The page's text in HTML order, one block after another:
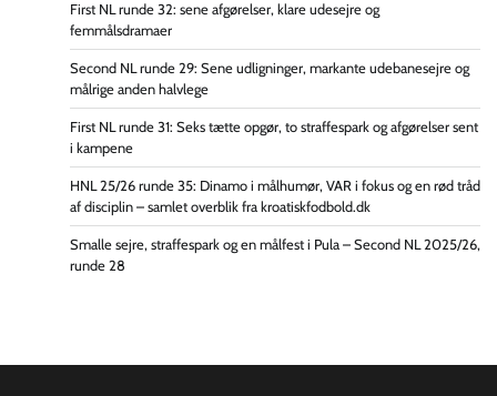
First NL runde 32: sene afgørelser, klare udesejre og
femmålsdramaer
Second NL runde 29: Sene udligninger, markante udebanesejre og
målrige anden halvlege
First NL runde 31: Seks tætte opgør, to straffespark og afgørelser sent
i kampene
HNL 25/26 runde 35: Dinamo i målhumør, VAR i fokus og en rød tråd
af disciplin – samlet overblik fra kroatiskfodbold.dk
Smalle sejre, straffespark og en målfest i Pula – Second NL 2025/26,
runde 28